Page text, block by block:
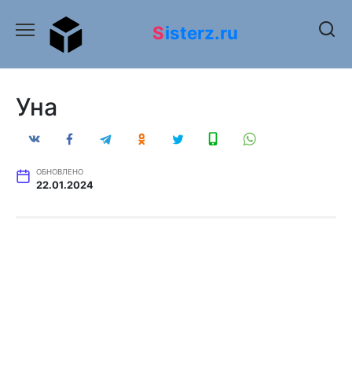
содержанию
Sisterz.ru
Уна
ОБНОВЛЕНО
22.01.2024